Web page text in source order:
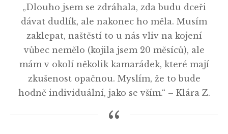
„Dlouho jsem se zdráhala, zda budu dceři
dávat dudlík, ale nakonec ho měla. Musím
zaklepat, naštěstí to u nás vliv na kojení
vůbec nemělo (kojila jsem 20 měsíců), ale
mám v okolí několik kamarádek, které mají
zkušenost opačnou. Myslím, že to bude
hodně individuální, jako se vším.“ – Klára Z.